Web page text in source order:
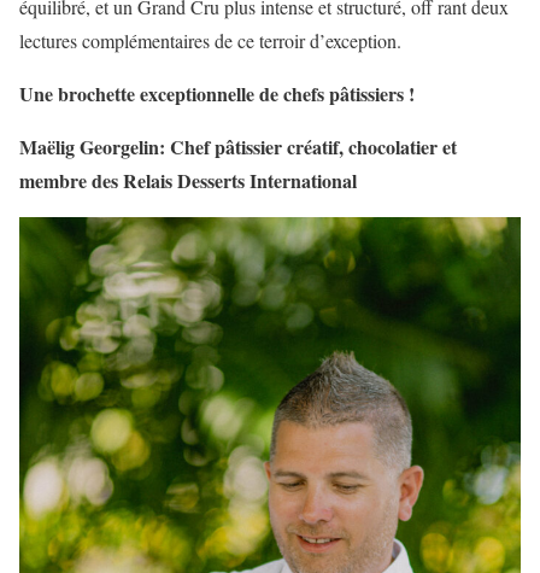
équilibré, et un Grand Cru plus intense et structuré, off rant deux
lectures complémentaires de ce terroir d’exception.
Une brochette exceptionnelle de chefs pâtissiers !
Maëlig Georgelin: Chef pâtissier créatif, chocolatier et
membre des Relais Desserts International